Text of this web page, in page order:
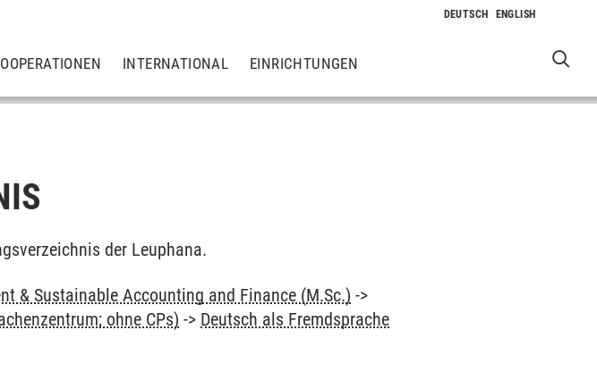
INTERNATIONAL EINRICHTUNGEN
der Leuphana.
& Sustainable Accounting and Finance (M.Sc.) ->
ohne CPs) -> Deutsch als Fremdsprache